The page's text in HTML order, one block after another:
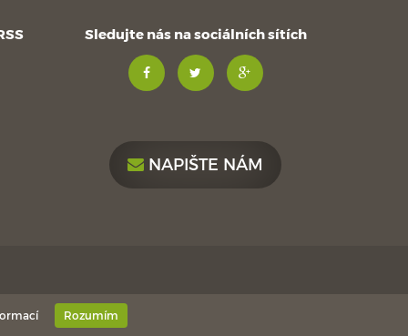
Sledujte nás na sociálních sítích
NAPIŠTE NÁM
Rozumím